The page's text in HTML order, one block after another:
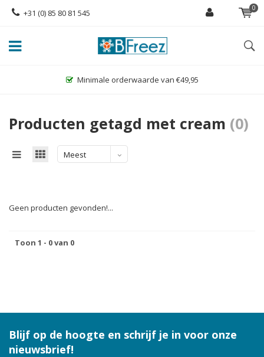
+31 (0) 85 80 81 545 0
Minimale orderwaarde van €49,95
Producten getagd met cream (0)
Meest
Geen producten gevonden!...
Toon 1 - 0 van 0
Blijf op de hoogte en schrijf je in voor onze
nieuwsbrief!